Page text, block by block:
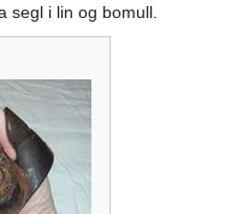
segl i lin og bomull.